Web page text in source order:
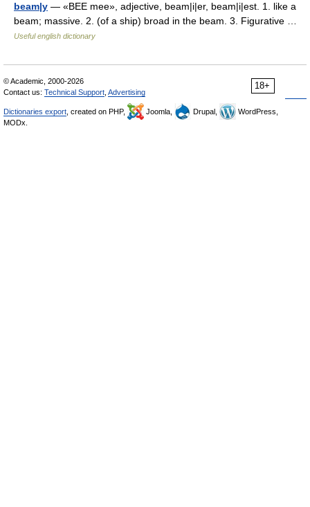
beam|y — «BEE mee», adjective, beam|i|er, beam|i|est. 1. like a
beam; massive. 2. (of a ship) broad in the beam. 3. Figurative …
Useful english dictionary
18+
© Academic, 2000-2026
Contact us: Technical Support Advertising
Dictionaries export , created on PHP, Joomla, Drupal,
WordPress,
MODx.